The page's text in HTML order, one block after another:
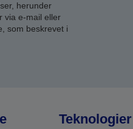
herunder
via e-mail eller
som beskrevet i
Teknologier